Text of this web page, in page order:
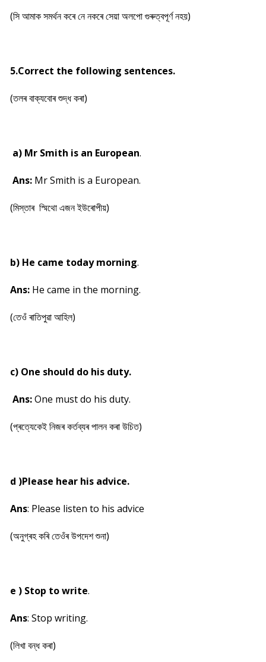
(সি আমাক সমৰ্থন কৰে নে নকৰে সেয়া অলপো গুৰুত্বপূৰ্ণ নহয়)
5.Correct the following sentences.
(তলৰ বাক্যবোৰ শুদ্ধ কৰা)
a) Mr Smith is an European.
Ans: Mr Smith is a European.
(মিস্তাৰ স্মিথো এজন ইউৰোপীয়)
b) He came today morning.
Ans: He came in the morning.
(তেওঁ ৰাতিপুৱা আহিল)
c) One should do his duty.
Ans:One must do his duty.
(প্ৰত্যেকেই নিজৰ কৰ্তব্যৰ পালন কৰা উচিত)
d )Please hear his advice.
Ans: Please listen to his advice
(অনুগ্ৰহ কৰি তেওঁৰ উপদেশ শুনা)
e ) Stop to write.
Ans: Stop writing.
(লিখা বন্ধ কৰা)